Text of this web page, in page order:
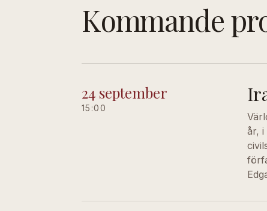
Kommande
24 september
15:00
år, i